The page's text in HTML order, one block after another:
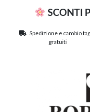
SCONTI
Spedizione e cambio
gratuiti